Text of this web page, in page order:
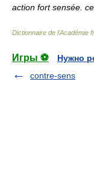
action fort sensée.
Dictionnaire de l'Académie
Игры ⚽
Нужно
contre-sens